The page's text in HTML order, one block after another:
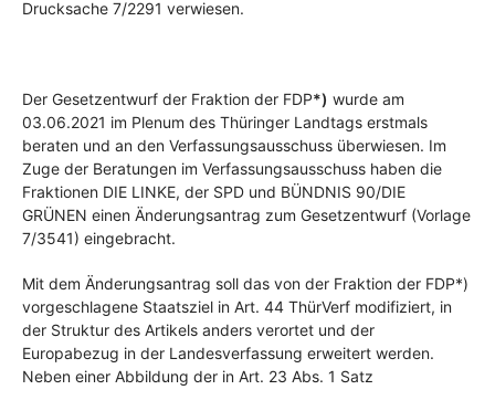
Drucksache 7/2291 verwiesen.
Der Gesetzentwurf der Fraktion der FDP*) wurde am
03.06.2021 im Plenum des Thüringer Landtags erstmals
beraten und an den Verfassungsausschuss überwiesen. Im
Zuge der Beratungen im Verfassungsausschuss haben die
Fraktionen DIE LINKE, der SPD und BÜNDNIS 90/DIE
GRÜNEN einen Änderungsantrag zum Gesetzentwurf (Vorlage
7/3541) eingebracht.
Mit dem Änderungsantrag soll das von der Fraktion der FDP*)
vorgeschlagene Staatsziel in Art. 44 ThürVerf modifiziert, in
der Struktur des Artikels anders verortet und der
Europabezug in der Landesverfassung erweitert werden.
Neben einer Abbildung der in Art. 23 Abs. 1 Satz